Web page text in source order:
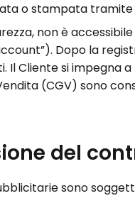
o stampata
non è
Dopo la
Cliente si impegna
(CGV) sono
del
sono